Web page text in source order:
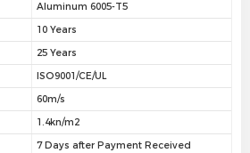
Aluminum 6005-T5
10 Years
25 Years
ISO9001/CE/UL
60m/s
1.4kn/m2
7 Days after Payment Received